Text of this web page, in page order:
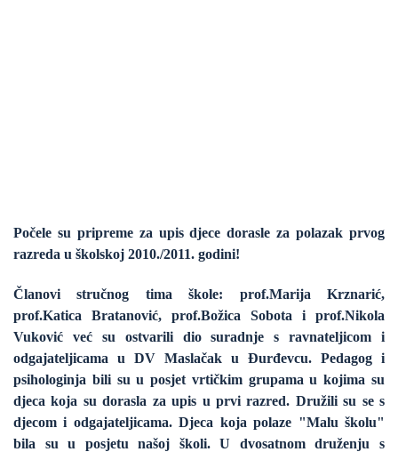
Počele su pripreme za upis djece dorasle za polazak prvog
razreda u školskoj 2010./2011. godini!
Članovi stručnog tima škole: prof.Marija Krznarić,
prof.Katica Bratanović, prof.Božica Sobota i prof.Nikola
Vuković već su ostvarili dio suradnje s ravnateljicom i
odgajateljicama u DV Maslačak u Đurđevcu. Pedagog i
psihologinja bili su u posjet vrtičkim grupama u kojima su
djeca koja su dorasla za upis u prvi razred. Družili su se s
djecom i odgajateljicama. Djeca koja polaze "Malu školu"
bila su u posjetu našoj školi. U dvosatnom druženju s